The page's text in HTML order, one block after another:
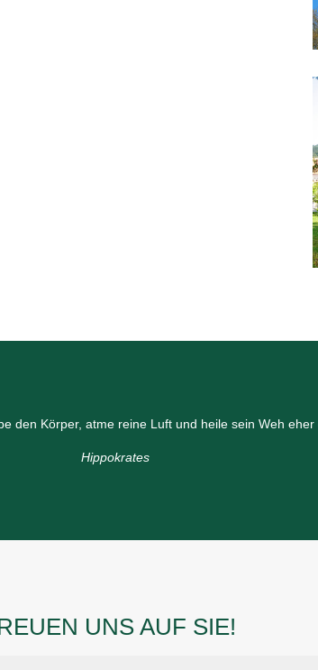
den Körper, atme reine Luft und heile sein Weh
Hippokrates
UNS AUF SIE!